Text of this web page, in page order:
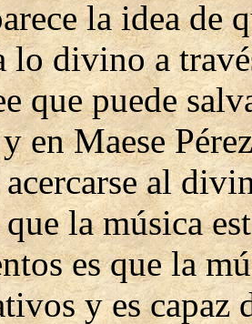
la idea de
lo divino a
que puede
en Maese
acercarse al
que la música
es que la
y es capaz